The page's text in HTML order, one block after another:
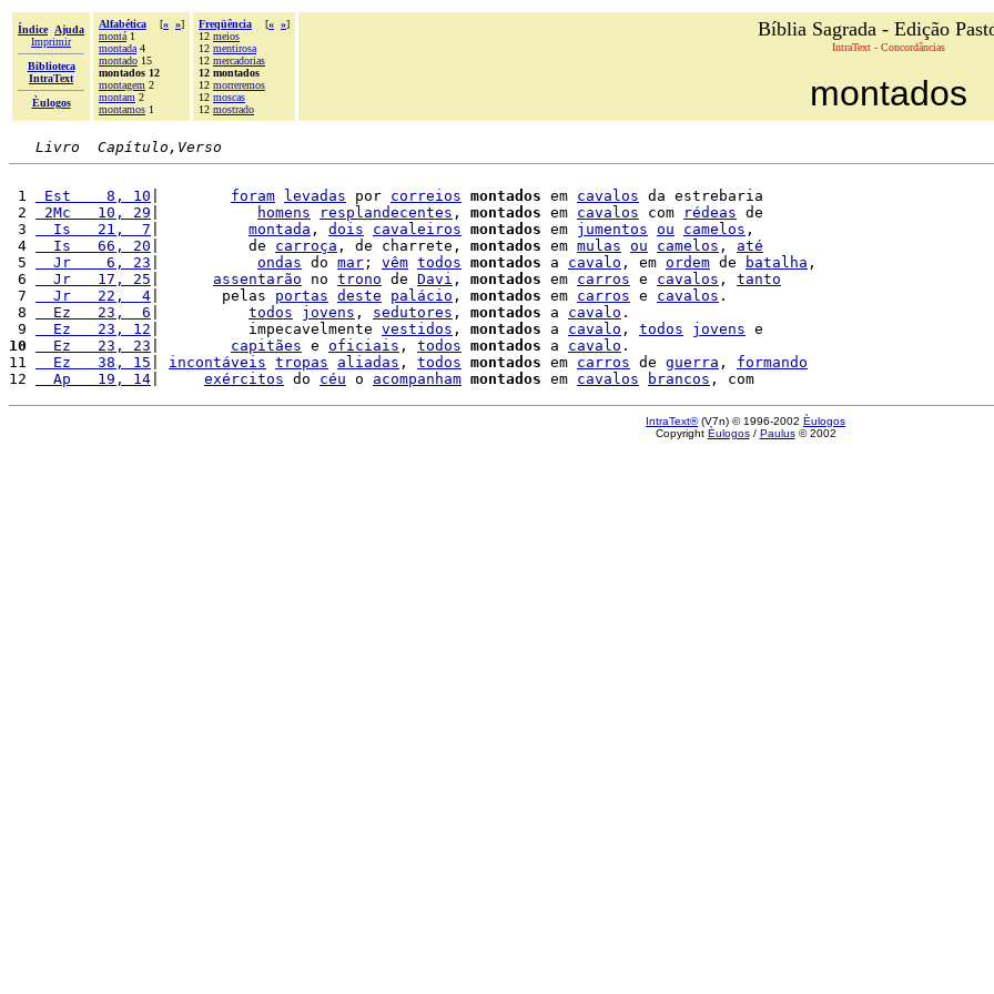
Índice
Ajuda
Imprimir
Biblioteca
IntraText
Èulogos
Alfabética [« »]
montá 1
montada 4
montado 15
montados 12
montagem 2
montam 2
montamos 1
Freqüência [« »]
12 meios
12 mentirosa
12 mercadorias
12 montados
12 morreremos
12 moscas
12 mostrado
Bíblia Sagrada - Edição
IntraText - Concordâncias
montados
Livro  Capítulo,Verso
1 Est    8, 10 foram levadas por correios montados em cavalos da estrebaria
2
2Mc   10, 29 homens resplandecentes , montados em cavalos com rédeas de
3
  Is   21,  7
montada , dois cavaleiros montados em jumentos ou camelos ,
4
  Is   66, 20
|          de carroça , de charrete, montados em mulas ou camelos , até
5
  Jr    6, 23
ondas do mar ; vêm todos montados a cavalo , em ordem de batalha ,
6
  Jr   17, 25
assentarão no trono de Davi , montados em carros e cavalos , tanto
7
  Jr   22,  4
|       pelas portas deste palácio , montados em carros e cavalos .
8
  Ez   23,  6
todos jovens , sedutores , montados a cavalo .
9
  Ez   23, 12
|          impecavelmente vestidos , montados a cavalo , todos jovens
10
  Ez   23, 23
capitães e oficiais , todos montados a cavalo .
11
  Ez   38, 15
incontáveis tropas aliadas , todos montados em carros de guerra , formando
12
  Ap   19, 14
exércitos do céu o acompanham montados em cavalos brancos
IntraText®(V7n) © 1996-2002 Èulogos
Copyright Èulogos/ Paulus© 2002